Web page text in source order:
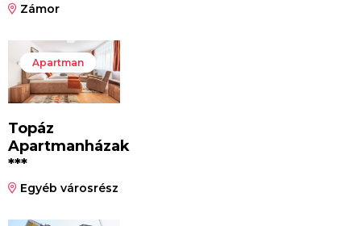
Zámor
Apartman
Topáz
Apartmanházak
***
Egyéb városrész